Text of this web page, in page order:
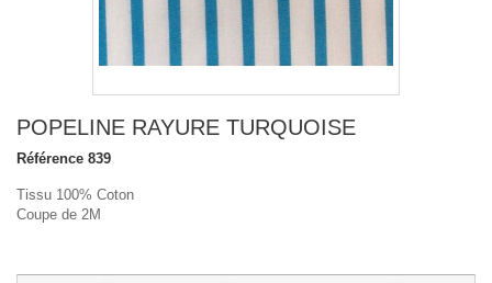
POPELINE RAYURE TURQUOISE
Référence 839
Tissu 100% Coton
Coupe de 2M